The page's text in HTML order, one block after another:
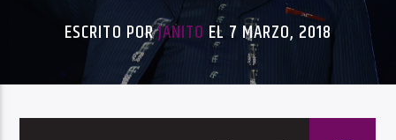
ESCRITO PORJANITO EL 7 MARZO, 2018